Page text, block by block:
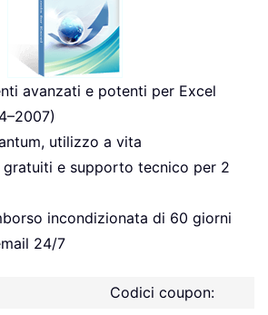
avanzati e potenti per Excel
utilizzo a vita
gratuiti e supporto tecnico per 2
incondizionata di 60 giorni
24/7
Codici coupon: